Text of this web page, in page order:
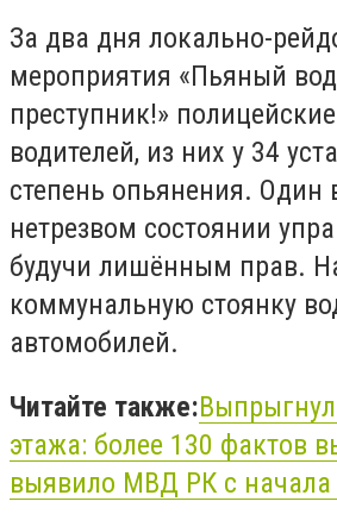
За два дня локально-
мероприятия «Пьяный
преступник!»
водителей, из них у 34
степень опьянения. Один
нетрезвом состоянии
будучи лишённым прав.
коммунальную стоянку
автомобилей.
Читайте также:
этажа: более 130 фактов
выявило МВД РК с начала